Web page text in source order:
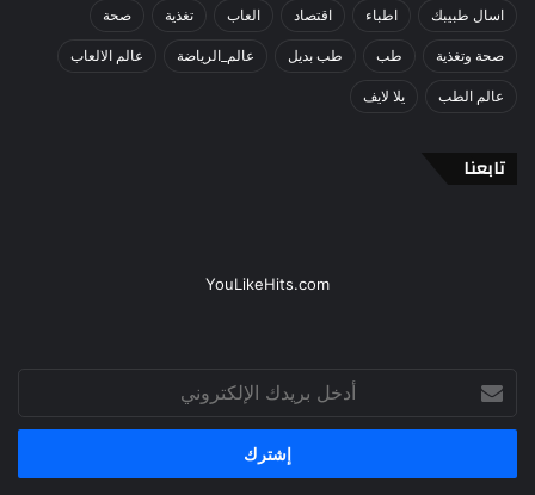
اسال طبيبك اطباء اقتصاد العاب تغذية صحة
صحة وتغذية طب طب بديل عالم_الرياضة عالم الالعاب
عالم الطب يلا لايف
تابعنا
YouLikeHits.com
بريدك
الإلكتروني